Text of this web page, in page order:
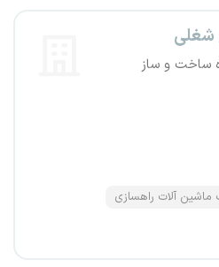
ساخت و ساز
ماشین آلات راهسازی